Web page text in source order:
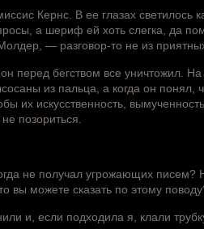
Кернс. В ее глазах светилось
а шериф ей хоть слегка, да
— разговор-то не из
бегством все уничтожил. На
из пальца, а когда он понял,
их искусственность,
позориться.
не получал угрожающих писем?
вы можете сказать по этому
и, если подходила я, клали